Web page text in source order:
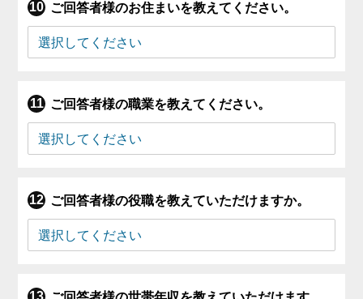
ご回答者様のお住まいを教えてください。
ご回答者様の職業を教えてください。
ご回答者様の役職を教えていただけますか。